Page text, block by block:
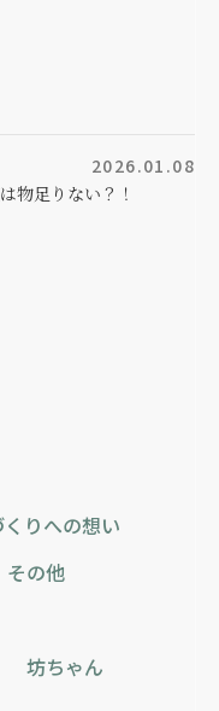
2026.01.08
物足りない？！
りへの想い
その他
坊ちゃん